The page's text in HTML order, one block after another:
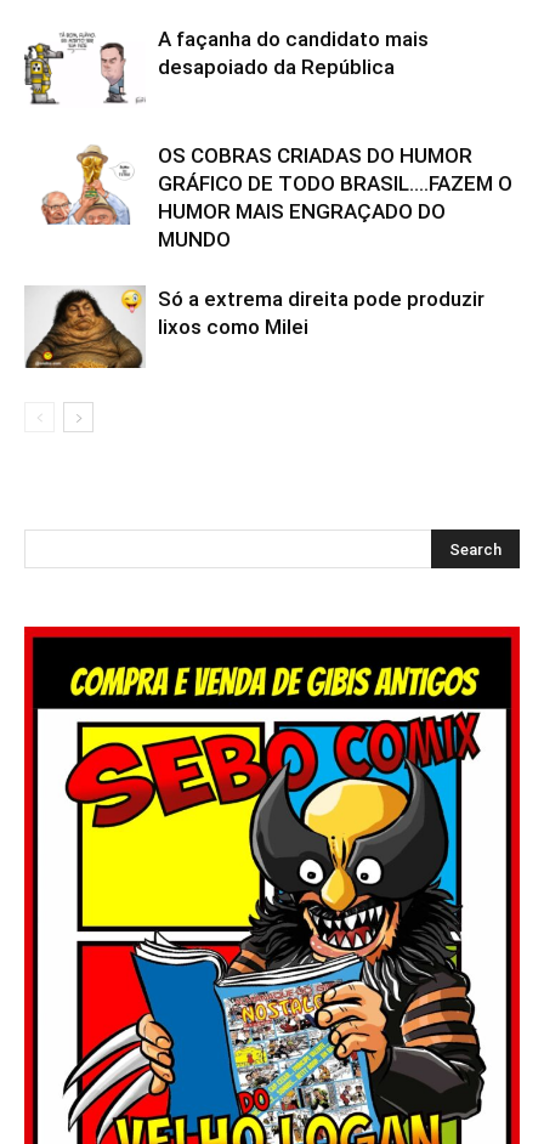
A façanha do candidato mais
desapoiado da República
OS COBRAS CRIADAS DO HUMOR
GRÁFICO DE TODO BRASIL….FAZEM O
HUMOR MAIS ENGRAÇADO DO
MUNDO
Só a extrema direita pode produzir
lixos como Milei